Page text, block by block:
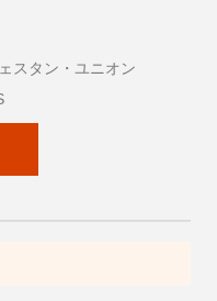
スタン・ユニオン